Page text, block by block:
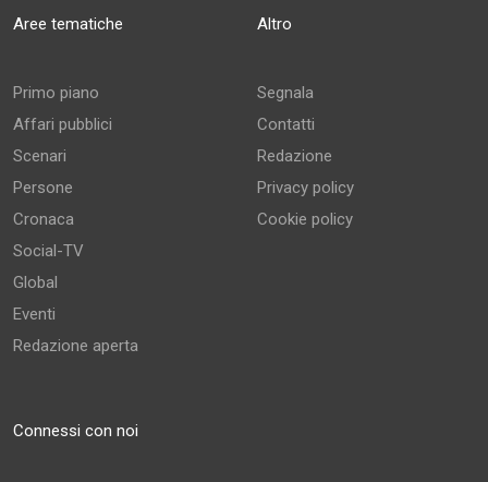
Aree tematiche
Primo piano
Affari pubblici
Scenari
Persone
Cronaca
Social-TV
Global
Eventi
Redazione aperta
Altro
Segnala
Contatti
Redazione
Privacy policy
Cookie policy
Connessi con noi